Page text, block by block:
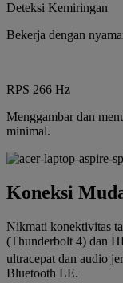
Deteksi Kemiringan
Bekerja dengan
RPS 266 Hz
Menggambar dan
minimal.
Koneksi
Nikmati konektivitas
(Thunderbolt 4) dan
ultracepat dan audio
Bluetooth LE.